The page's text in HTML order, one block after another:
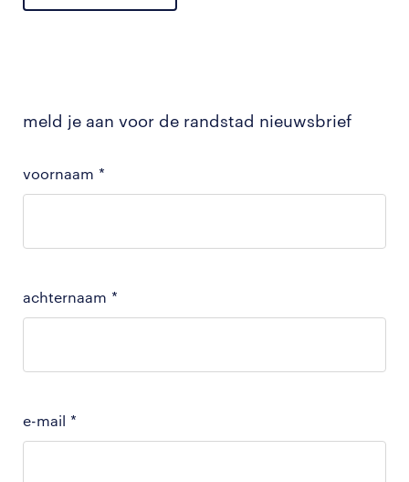
meld je aan voor de randstad nieuwsbrief
voornaam *
achternaam *
e-mail *